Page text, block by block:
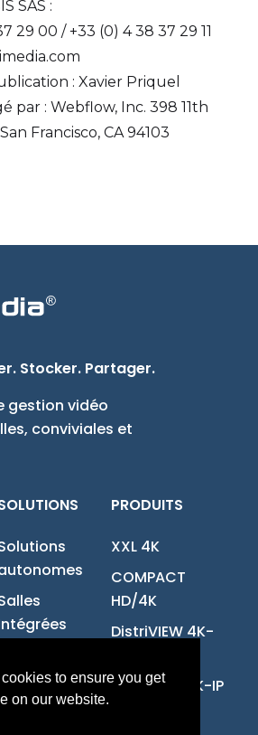
to ensure you get
on our website.
SAS :
29 00 / +33 (0) 4 38 37 29 11
: Xavier Priquel
par : Webflow, Inc. 398 11th
Francisco, CA 94103
Stocker. Partager.
gestion vidéo
conviviales et
PRODUITS
XXL 4K
COMPACT
HD/4K
DistriVIEW 4K-
MultiVIEW 4K-IP